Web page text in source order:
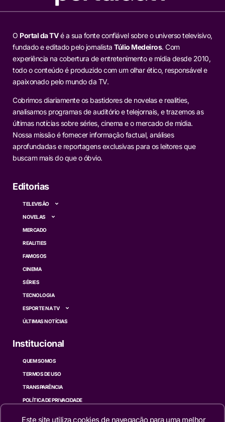
O Portal da TVé a sua fonte confiável sobre o universo televisivo,
fundado e editado pelo jornalista Túlio Medeiros. Com
experiência na cobertura de entretenimento e mídia desde 2010,
todo o conteúdo é produzido com um olhar ético, responsável e
apaixonado pelo mundo da TV.
Cobrimos diariamente os bastidores de novelas e realities,
analisamos programas de auditório e telejornais, e trazemos as
últimas notícias sobre séries, cinema e o mercado de mídia.
Nossa missão é fornecer informação factual, análises
aprofundadas e reportagens exclusivas para os leitores que
buscam mais do que o óbvio.
Editorias
TELEVISÃO
NOVELAS
MERCADO
REALITIES
FAMOSOS
CINEMA
SÉRIES
TECNOLOGIA
ESPORTE NA TV
ÚLTIMAS NOTÍCIAS
Institucional
QUEM SOMOS
TERMOS DE USO
TRANSPARÊNCIA
POLÍTICA DE PRIVACIDADE
Este site utiliza cookies de navegação para uma melhor